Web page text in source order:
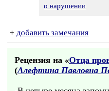
о нарушении
+ добавить замечания
Рецензия на «Отца
(Алефтина Павловна